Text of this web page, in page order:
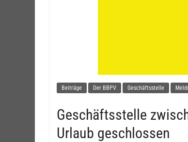
Beiträge Der BBPV Geschäftsstelle
Geschäftsstelle
Urlaub geschlossen